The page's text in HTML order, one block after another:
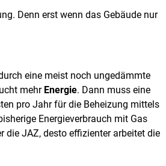
Denn erst wenn das Gebäude nur
eine meist noch ungedämmte
mehrEnergie. Dann muss eine
pro Jahr für die Beheizung mittels
Energieverbrauch mit Gas
die JAZ, desto effizienter arbeitet die